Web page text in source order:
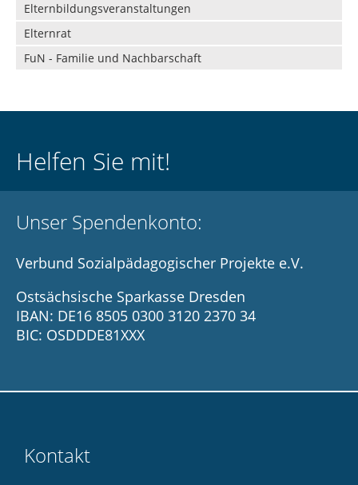
Elternbildungsveranstaltungen
Elternrat
FuN - Familie und Nachbarschaft
Helfen Sie mit!
Unser Spendenkonto:
Verbund Sozialpädagogischer Projekte e.V.
Ostsächsische Sparkasse Dresden
IBAN: DE16 8505 0300 3120 2370 34
BIC: OSDDDE81XXX
Kontakt